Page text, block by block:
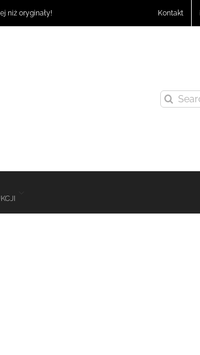
niż oryginały! Kontakt
Search
for: